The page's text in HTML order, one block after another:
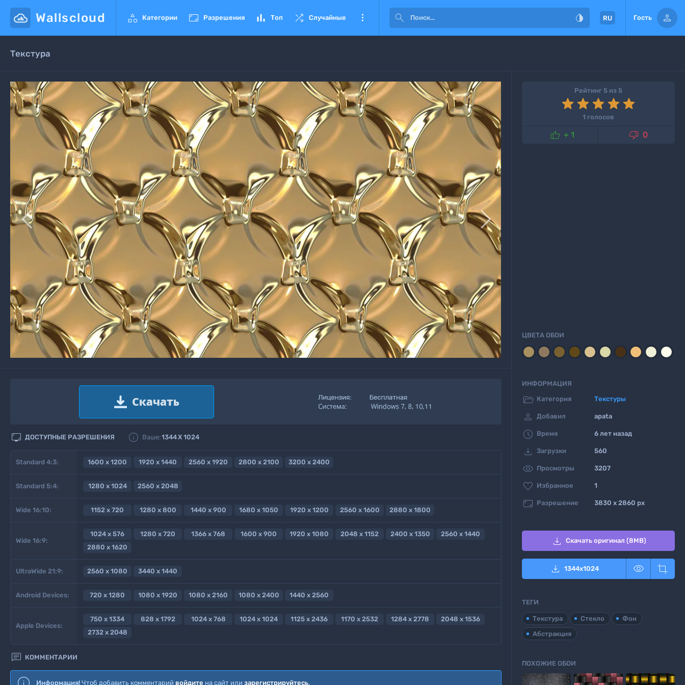
Wallscloud  Категории  Разрешения  Топ  Случайные    RU Гость 
Текстура
 
 ДОСТУПНЫЕ РАЗРЕШЕНИЯ  Ваше:1344X 1024
Standard 4:3: 1600 x 1200 1920 x 1440 2560 x 1920 2800 x 2100 3200 x 2400
Standard 5:4: 1280 x 1024 2560 x 2048
Wide 16:10: 1152 x 720 1280 x 800 1440 x 900 1680 x 1050 1920 x 1200 2560 x 1600 2880 x 1800
Wide 16:9:
1024 x 576 1280 x 720 1366 x 768 1600 x 900 1920 x 1080 2048 x 1152 2400 x 1350
2560 x 1440
2880 x 1620
UltraWide 21:9: 2560 x 1080 3440 x 1440
Android Devices: 720 x 1280 1080 x 1920 1080 x 2160 1080 x 2400 1440 x 2560
Apple Devices:
750 x 1334 828 x 1792 1024 x 768 1024 x 1024 1125 x 2436 1170 x 2532 1284 x 2778
2048 x 1536
2732 x 2048
 КОММЕНТАРИИ
Информация! Чтоб добавить комментарий войдите на сайт или зарегистрируйтесь.
Рейтинг 5 из 5
1 голосов
 + 1  0
ЦВЕТА ОБОИ
ИНФОРМАЦИЯ
 Категория Текстуры
 Добавил apata
 Время 6 лет назад
 Загрузки 560
 Просмотры 3207
 Избранное 1
 Разрешение 3830 x 2860 px
 Скачать оригинал (8MB)
 1344x1024  
ТЕГИ
Текстура Стекло
Фон
Абстракция
ПОХОЖИЕ ОБОИ